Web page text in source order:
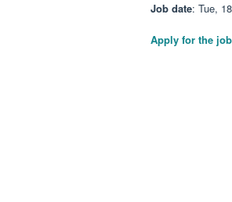
Job date: Tue,
Apply for the